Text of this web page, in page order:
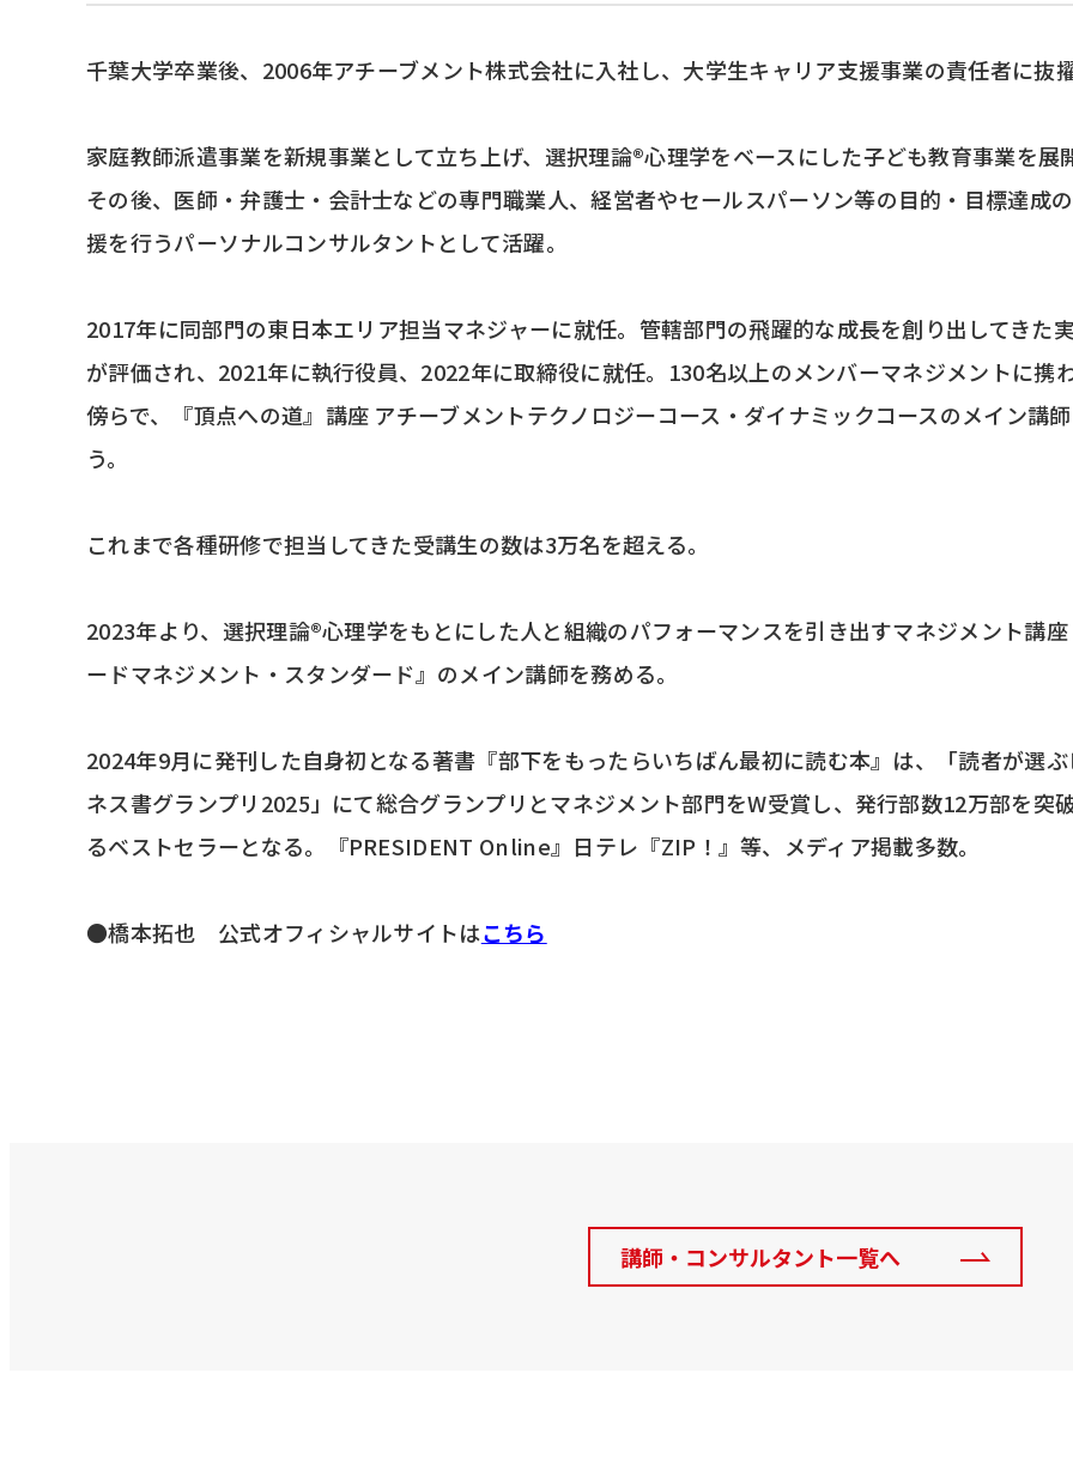
千葉大学卒業後、2006年アチーブメント株式会社に入社し、大学生キャリア支援事業の責任者に抜擢
家庭教師派遣事業を新規事業として立ち上げ、選択理論®心理学をベースにした子ども教育事業を展
その後、医師・弁護士・会計士などの専門職業人、経営者やセールスパーソン等の目的・目標達成
援を行うパーソナルコンサルタントとして活躍。
2017年に同部門の東日本エリア担当マネジャーに就任。管轄部門の飛躍的な成長を創り出してきた
が評価され、2021年に執行役員、2022年に取締役に就任。130名以上のメンバーマネジメントに携
傍らで、『頂点への道』講座 アチーブメントテクノロジーコース・ダイナミックコースのメイン講
う。
これまで各種研修で担当してきた受講生の数は3万名を超える。
2023年より、選択理論®心理学をもとにした人と組織のパフォーマンスを引き出すマネジメント講座
ードマネジメント・スタンダード』のメイン講師を務める。
2024年9月に発刊した自身初となる著書『部下をもったらいちばん最初に読む本』は、「読者が選ぶ
ネス書グランプリ2025」にて総合グランプリとマネジメント部門をW受賞し、発行部数12万部を突
るベストセラーとなる。『PRESIDENT Online』日テレ『ZIP！』等、メディア掲載多数。
●橋本拓也 公式オフィシャルサイトはこちら
講師・コンサルタント一覧へ